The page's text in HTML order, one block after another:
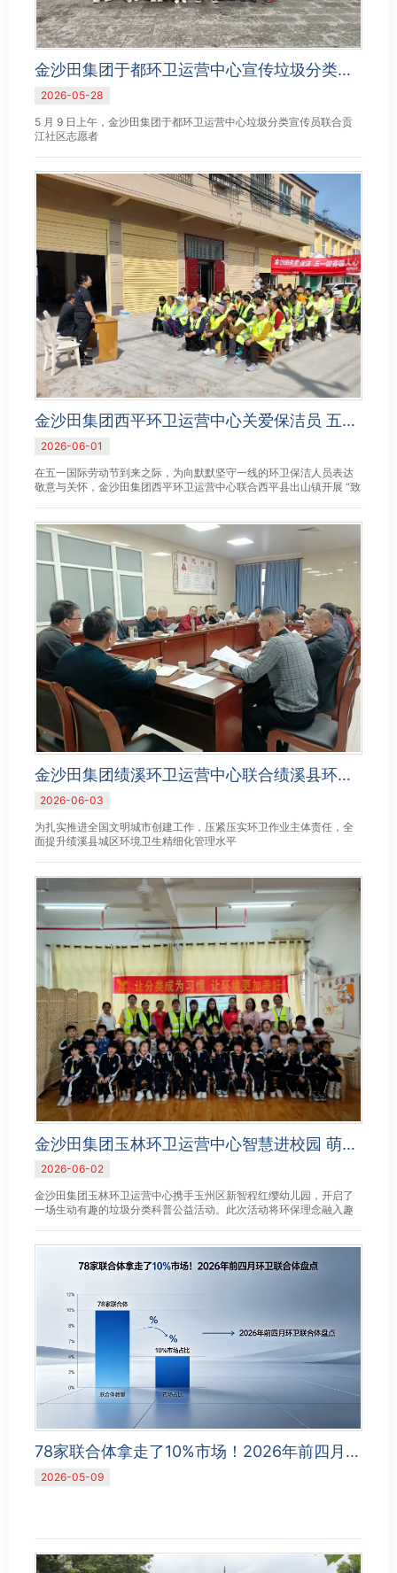
金沙田集团于都环卫运营中心宣传垃圾分类知识 共建绿色美好家园
2026-05-28
5 月 9 日上午，金沙田集团于都环卫运营中心垃圾分类宣传员联合贡
江社区志愿者
金沙田集团西平环卫运营中心关爱保洁员 五一饺香暖人心
2026-06-01
在五一国际劳动节到来之际，为向默默坚守一线的环卫保洁人员表达
敬意与关怀，金沙田集团西平环卫运营中心联合西平县出山镇开展 “致
金沙田集团绩溪环卫运营中心联合绩溪县环卫所召开全国文明城市创建工作部署会
2026-06-03
为扎实推进全国文明城市创建工作，压紧压实环卫作业主体责任，全
面提升绩溪县城区环境卫生精细化管理水平
金沙田集团玉林环卫运营中心智慧进校园 萌娃争当 “分类小卫士”
2026-06-02
金沙田集团玉林环卫运营中心携手玉州区新智程红缨幼儿园，开启了
一场生动有趣的垃圾分类科普公益活动。此次活动将环保理念融入趣
78家联合体拿走了10%市场！2026年前四月环卫联合体盘点
2026-05-09